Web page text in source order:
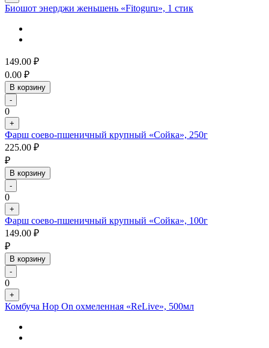
Биошот энерджи женьшень «Fitoguru», 1 стик
149.00 ₽
0.00 ₽
В корзину
-
0
+
Фарш соево-пшеничный крупный «Сойка», 250г
225.00 ₽
₽
В корзину
-
0
+
Фарш соево-пшеничный крупный «Сойка», 100г
149.00 ₽
₽
В корзину
-
0
+
Комбуча Hop On охмеленная «ReLive», 500мл